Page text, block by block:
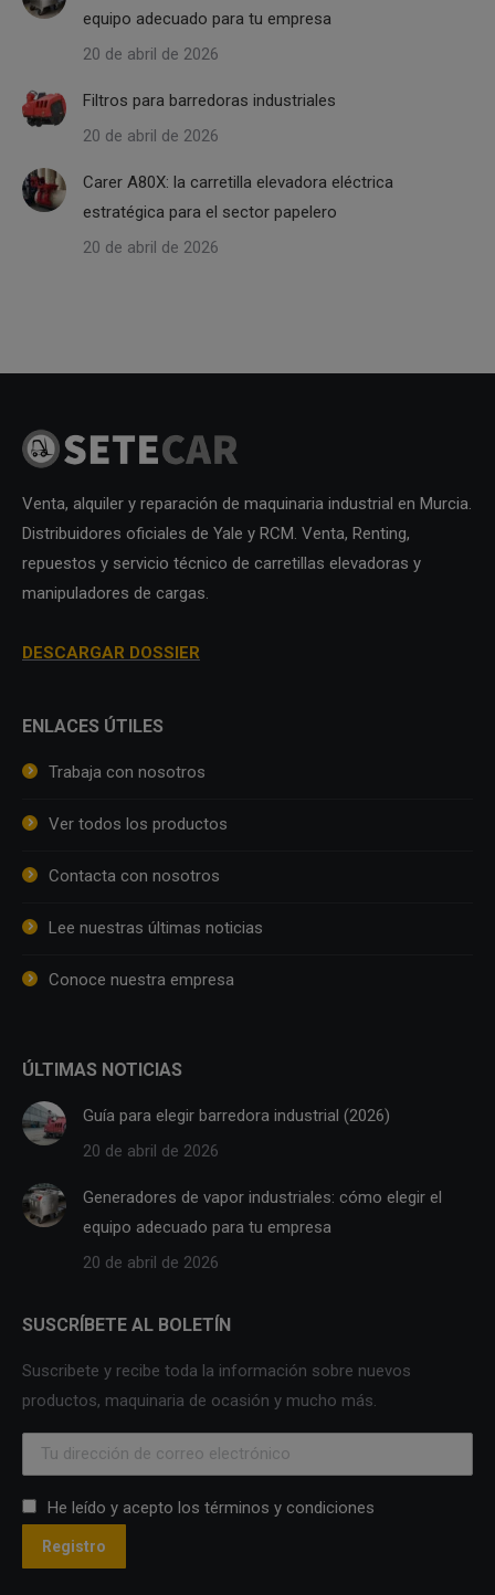
equipo adecuado para tu empresa
20 de abril de 2026
Filtros para barredoras industriales
20 de abril de 2026
Carer A80X: la carretilla elevadora eléctrica
estratégica para el sector papelero
20 de abril de 2026
Venta, alquiler y reparación de maquinaria industrial en Murcia.
Distribuidores oficiales de Yale y RCM. Venta, Renting,
repuestos y servicio técnico de carretillas elevadoras y
manipuladores de cargas.
DESCARGAR DOSSIER
ENLACES ÚTILES
Trabaja con nosotros
Ver todos los productos
Contacta con nosotros
Lee nuestras últimas noticias
Conoce nuestra empresa
ÚLTIMAS NOTICIAS
Guía para elegir barredora industrial (2026)
20 de abril de 2026
Generadores de vapor industriales: cómo elegir el
equipo adecuado para tu empresa
20 de abril de 2026
SUSCRÍBETE AL BOLETÍN
Suscribete y recibe toda la información sobre nuevos
productos, maquinaria de ocasión y mucho más.
He leído y acepto los términos y condiciones